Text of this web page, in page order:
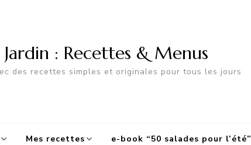
: Recettes & Menus
des recettes simples et originales pour tous les jours
Mes recettes e-book “50 salades pour l’été”